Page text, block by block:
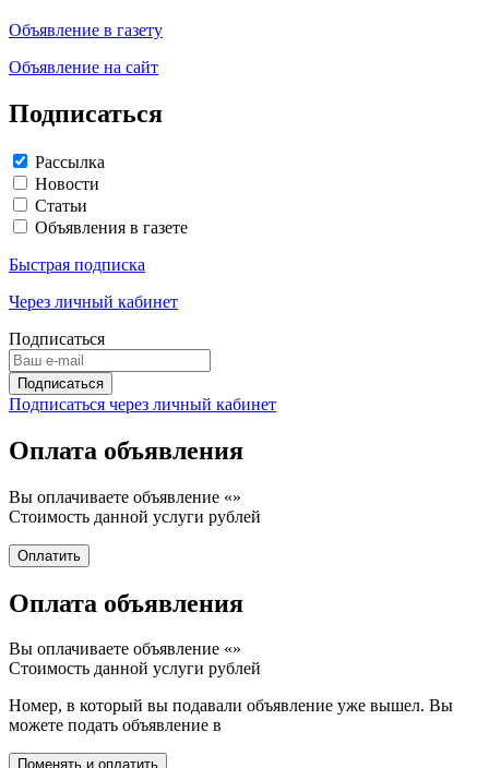
Объявление в газету
Объявление на сайт
Подписаться
Рассылка
Новости
Статьи
Объявления в газете
Быстрая подписка
Через личный кабинет
Подписаться
Подписаться через личный кабинет
Оплата объявления
Вы оплачиваете объявление «»
Стоимость данной услуги рублей
Оплата объявления
Вы оплачиваете объявление «»
Стоимость данной услуги рублей
Номер, в который вы подавали объявление уже вышел. Вы
можете подать объявление в